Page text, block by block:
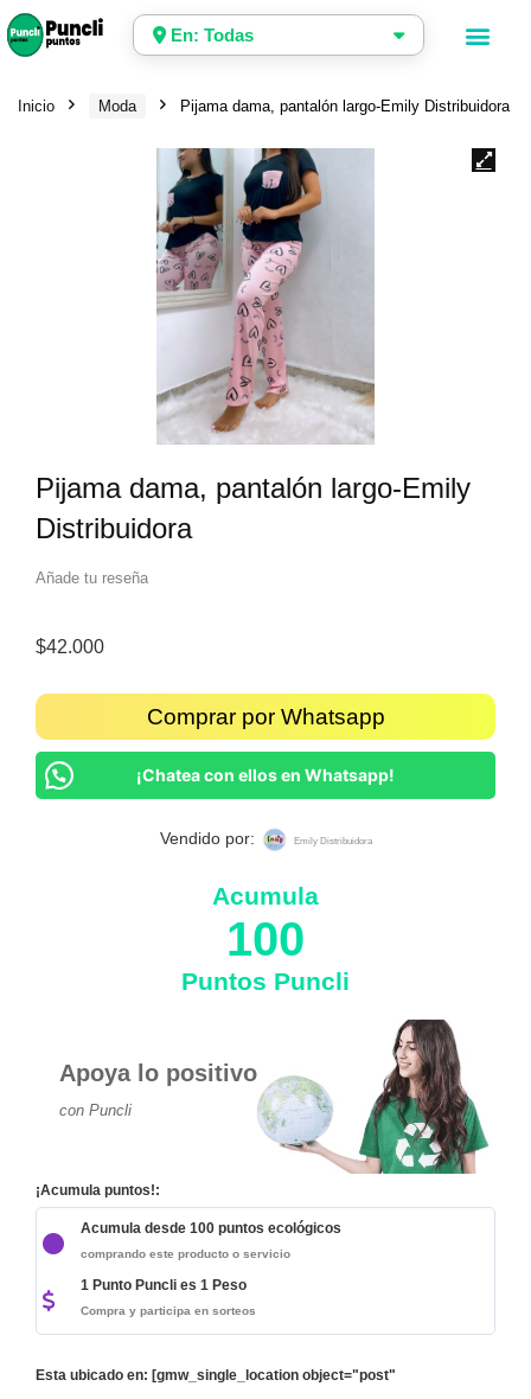
En: Todas
Inicio Moda Pijama dama, pantalón largo-Emily Distribuidora
Pijama dama, pantalón largo-Emily
Distribuidora
Añade tu reseña
$42.000
Comprar por Whatsapp
¡Chatea con ellos en Whatsapp!
Vendido por: Emily Distribuidora
Acumula
100
Puntos Puncli
Apoya lo positivo
con Puncli
¡Acumula puntos!:
Acumula desde 100 puntos ecológicos
comprando este producto o servicio
1 Punto Puncli es 1 Peso
Compra y participa en sorteos
Esta ubicado en: [gmw_single_location object="post"